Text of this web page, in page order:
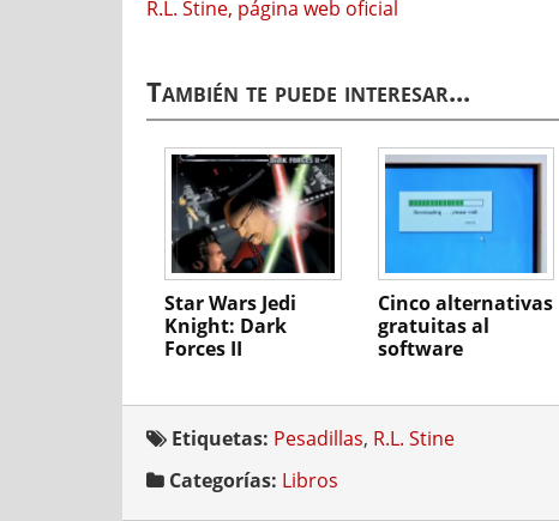
R.L. Stine, página web oficial
También te puede interesar...
Star Wars Jedi
Knight: Dark
Forces II
Cinco alternativas
gratuitas al
software
Etiquetas: Pesadillas, R.L. Stine
Categorías: Libros